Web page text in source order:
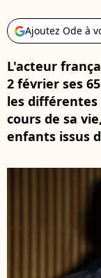
Ajoutez Ode à
L'acteur
2 février ses
les
cours de sa
enfants issus